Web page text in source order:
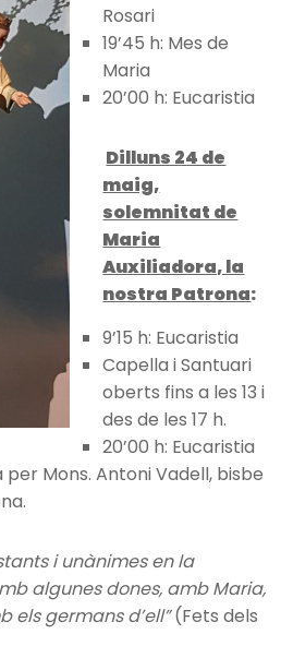
Rosari
19’45 h: Mes de
Maria
20’00 h: Eucaristia
Dilluns 24 de
maig,
solemnitat de
Maria
Auxiliadora, la
nostra Patrona:
9’15 h: Eucaristia
Capella i Santuari
oberts fins a les 13 i
des de les 17 h.
20’00 h: Eucaristia
Mons. Antoni Vadell, bisbe
i unànimes en la
algunes dones, amb Maria,
els germans d’ell”(Fets dels